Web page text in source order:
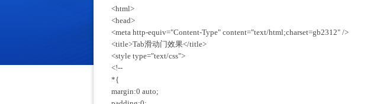
<html>
<head>
<meta http-equiv="Content-Type" content="text/html;charset=gb2312" />
<title>Tab滑动门效果</title>
<style type="text/css">
<!--
*{
margin:0 auto;